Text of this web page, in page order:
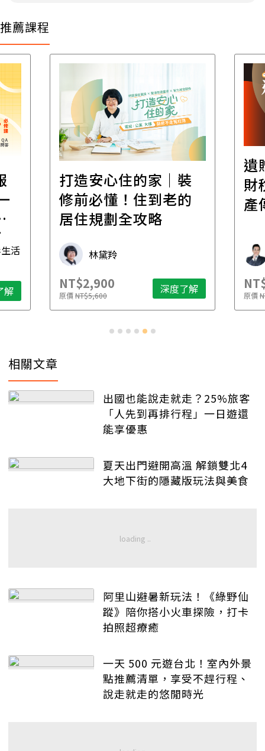
推薦課程
活
解
打造安心住的家｜裝
修前必懂！住到老的
居住規劃全攻略
林黛羚
NT$2,900
原價NT$5,600 深度了解
遺
財
產
原價
相關文章
出國也能說走就走？25%旅客
「人先到再排行程」一日遊還
能享優惠
夏天出門避開高溫 解鎖雙北4
大地下街的隱藏版玩法與美食
阿里山避暑新玩法！《綠野仙
蹤》陪你搭小火車探險，打卡
拍照超療癒
一天 500 元遊台北！室內外景
點推薦清單，享受不趕行程、
說走就走的悠閒時光